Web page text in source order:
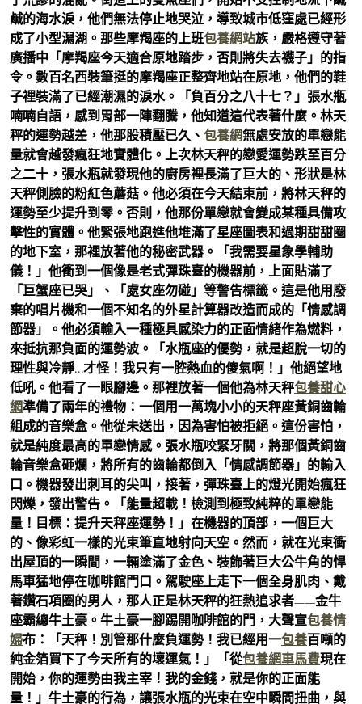
鹹的海水淚，他們無法停止地哭泣，導致城市低窪處已經形
成了小型潟湖。那些摩羯座的上班包養網站族，嚴格遵守著
廣播中「摩羯座今天適合原地踏步，否則將失去襪子」的指
令。數百名西裝筆挺的摩羯座正整齊地站在原地，他們的鞋
子裡裝滿了已經潮濕的淚水。「負百分之八十七？」張水瓶
喃喃自語，感到胃部一陣翻騰，他知道這代表著什麼。林天
秤的運勢越差，他那股積壓已久、 包養網無處安放的單戀能
量就會越發瘋狂地實體化。上次林天秤的戀愛運勢跌至百分
之二十，張水瓶就發現他的廚房裡長滿了巨大的、形狀是林
天秤側臉的粉紅色蘑菇。他必須在今天結束前，將林天秤的
運勢至少提升到零。否則，他那份單戀就會變成某種具備攻
擊性的實體。他緊張地跑進他堆滿了星座圖表和過期甜甜圈
的地下室，那裡放著他的秘密武器。「我需要星象學輔助
儀！」他衝到一個像是老式彈珠臺的機器前，上面貼滿了
「巨蟹座已哭」、「處女座勿碰」等警告標籤。這是他用廢
棄的唱片機和一個不知名的外星計算器改造而成的「情感調
節器」。他必須輸入一種極具感染力的正面情緒作為燃料，
來抵抗那負面的運勢波。「水瓶座的優勢，就是超脫一切的
理性與冷靜…才怪！我只有一腔熱血的傻氣啊！」他絕望地
低吼。他看了一眼腳邊。那裡放著一個他為林天秤包養甜心
網準備了兩年的禮物：一個用一萬塊小小的天秤座黃銅齒輪
組成的音樂盒。他從未送出，因為害怕被拒絕。這份害怕，
就是純度最高的單戀情感。張水瓶咬緊牙關，將那個黃銅齒
輪音樂盒砸爛，將所有的齒輪都倒入「情感調節器」的輸入
口。機器發出刺耳的尖叫，接著，彈珠臺上的燈光開始瘋狂
閃爍，發出警告。「能量超載！檢測到極致純粹的單戀能
量！目標：提升天秤座運勢！」在機器的頂部，一個巨大
的、像彩虹一樣的光束筆直地射向天空。然而，就在光束衝
出屋頂的一瞬間，一輛塗滿了金色、裝飾著巨大公牛角的悍
馬車猛地停在咖啡館門口。駕駛座上走下一個全身肌肉、戴
著鑽石項圈的男人，那人正是林天秤的狂熱追求者——金牛
座霸總牛土豪。牛土豪一腳踢開咖啡館的門，大聲宣包養情
婦布：「天秤！別管那什麼負運勢！我已經用一包養百噸的
純金箔買下了今天所有的壞運氣！」「從包養網車馬費現在
開始，你的運勢由我主宰！我的金錢，就是你的正面能
量！」牛土豪的行為，讓張水瓶的光束在空中瞬間扭曲，與